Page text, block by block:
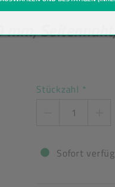
Stückzahl *
Sofort